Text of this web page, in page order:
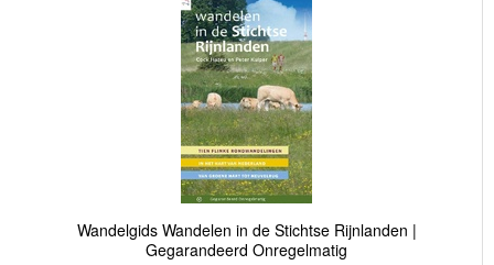
Wandelgids Wandelen in de Stichtse Rijnlanden |
Gegarandeerd Onregelmatig